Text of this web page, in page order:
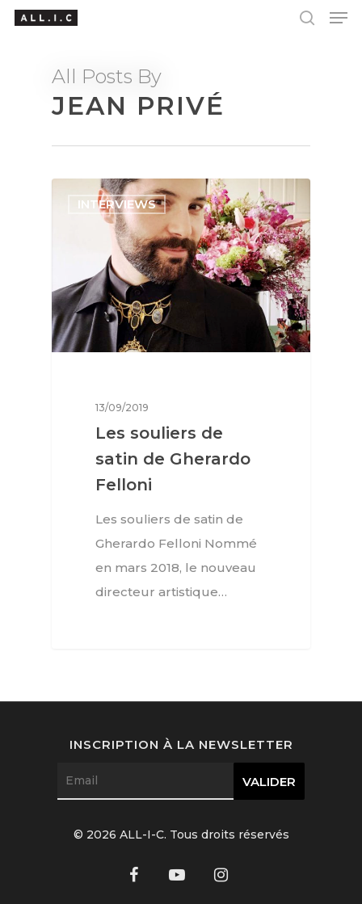
Hit enter to search or ESC to close
All Posts By
JEAN PRIVÉ
INTERVIEWS
13/09/2019
Les souliers de
satin de Gherardo
Felloni
Les souliers de satin de
Gherardo Felloni Nommé
en mars 2018, le nouveau
directeur artistique…
INSCRIPTION À LA NEWSLETTER
© 2026 ALL-I-C. Tous droits réservés
Interviews
Mode
Horlogerie
Joaillerie
Beauté